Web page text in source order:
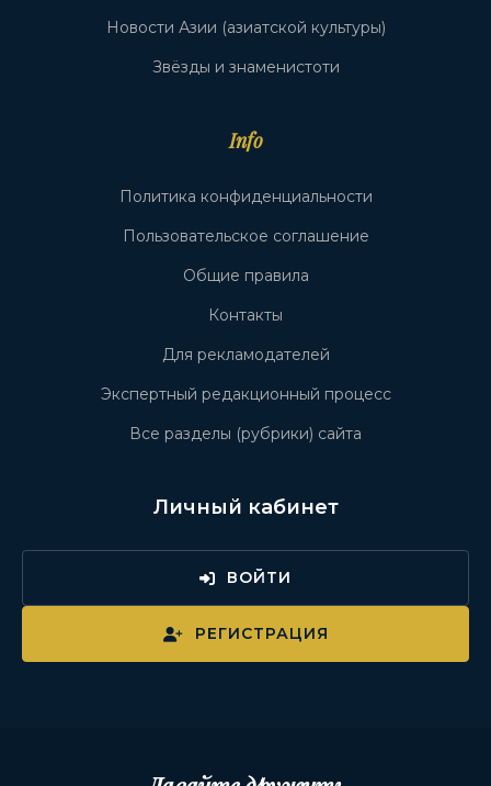
Новости Азии (азиатской культуры)
Звёзды и знаменистоти
Info
Политика конфиденциальности
Пользовательское соглашение
Общие правила
Контакты
Для рекламодателей
Экспертный редакционный процесс
Все разделы (рубрики) сайта
Личный кабинет
ВОЙТИ
РЕГИСТРАЦИЯ